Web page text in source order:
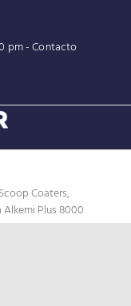
pm -Contacto
Coaters,
Plus 8000